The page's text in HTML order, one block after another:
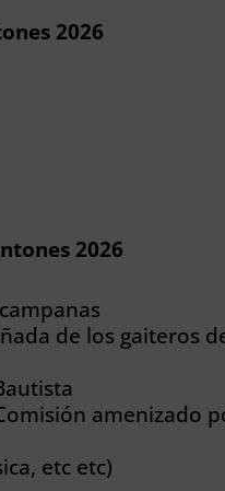
2026
2026
de los gaiteros
amenizado
etc etc)